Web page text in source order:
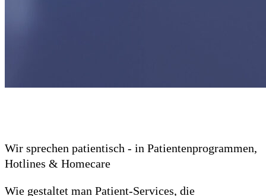
Wir sprechen patientisch - in Patientenprogrammen,
Hotlines & Homecare
Wie gestaltet man Patient-Services, die